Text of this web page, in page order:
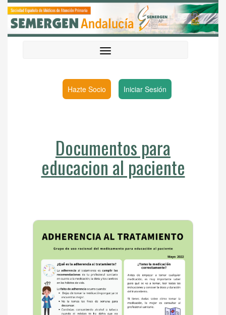
Hazte Socio Iniciar Sesión
Documentos para
educacion al paciente